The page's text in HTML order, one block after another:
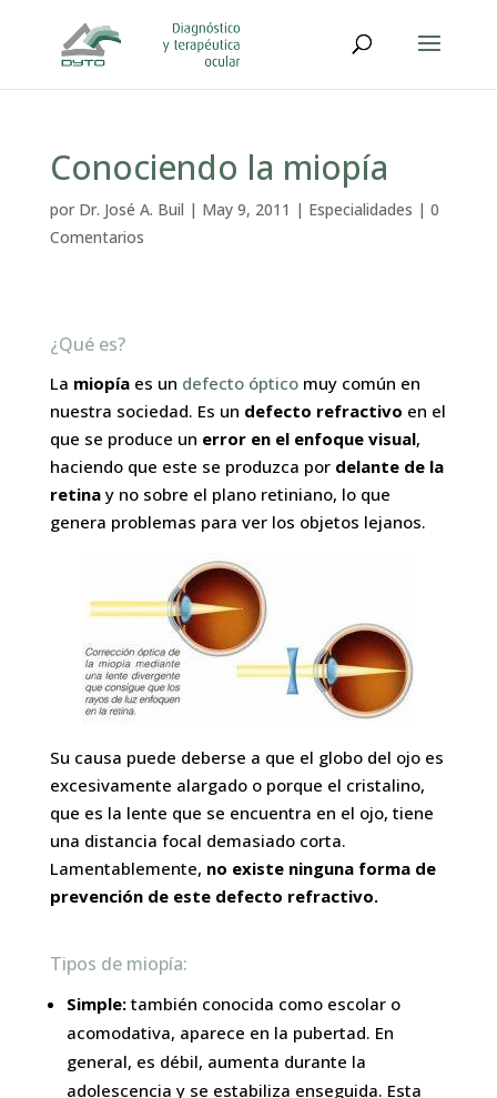
Conociendo la miopía
por Dr. José A. Buil | May 9, 2011 | Especialidades | 0
Comentarios
¿Qué es?
La miopíaes un defecto ópticomuy común en
nuestra sociedad. Es un defecto refractivo en el
que se produce un error en el enfoque visual,
haciendo que este se produzca por delante de la
retinay no sobre el plano retiniano, lo que
genera problemas para ver los objetos lejanos.
Su causa puede deberse a que el globo del ojo es
excesivamente alargado o porque el cristalino,
que es la lente que se encuentra en el ojo, tiene
una distancia focal demasiado corta.
Lamentablemente, no existe ninguna forma de
prevención de este defecto refractivo.
Tipos de miopía:
Simple: también conocida como escolar o
acomodativa, aparece en la pubertad. En
general, es débil, aumenta durante la
adolescencia y se estabiliza enseguida. Esta